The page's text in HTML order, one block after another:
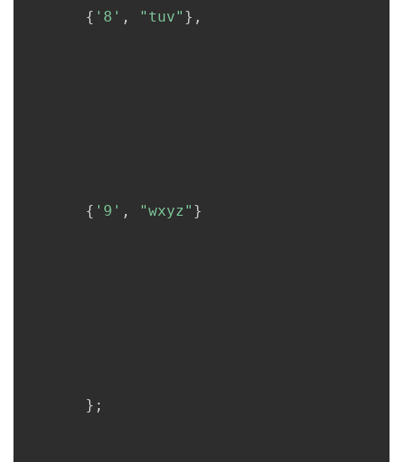
{ '8' , "tuv" } ,
{ '9' , "wxyz" }
} ;